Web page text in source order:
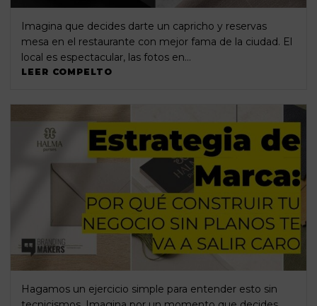
Imagina que decides darte un capricho y reservas
mesa en el restaurante con mejor fama de la ciudad. El
local es espectacular, las fotos en…
LEER COMPELTO
Hagamos un ejercicio simple para entender esto sin